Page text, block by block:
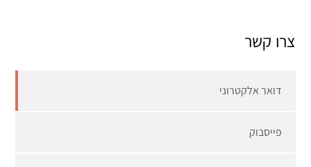
צרו קשר
דואר אלקטרוני
פייסבוק